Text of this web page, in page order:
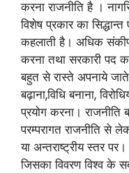
करना राजनीति है ।
विशेष प्रकार का
कहलाती है। अधिक
करना तथा सरकारी पद
बहुत से रास्ते अपनाये
बढ़ाना,विधि बनाना,
प्रयोग करना।
परम्परागत राजनीति से
या अन्तराष्ट्रीय स्तर
जिसका विवरण विश्व के